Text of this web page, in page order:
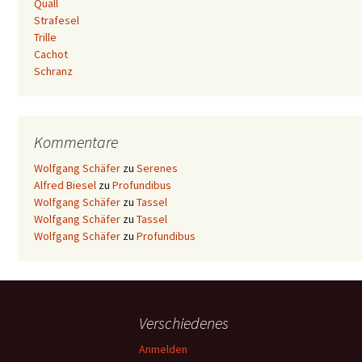
Quall
Strafesel
Trille
Cachot
Schranz
Kommentare
Wolfgang Schäfer zu Serenes
Alfred Biesel zu Profundibus
Wolfgang Schäfer zu Tassel
Wolfgang Schäfer zu Tassel
Wolfgang Schäfer zu Profundibus
Verschiedenes
Anmelden